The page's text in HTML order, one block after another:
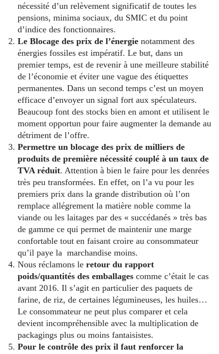
nécessité d’un relèvement significatif de toutes les
pensions, minima sociaux, du SMIC et du point
d’indice des fonctionnaires.
Le Blocage des prix de l’énergie notamment des
énergies fossiles est impératif. Le but, dans un
premier temps, est de revenir à une meilleure stabilité
de l’économie et éviter une vague des étiquettes
permanentes. Dans un second temps c’est un moyen
efficace d’envoyer un signal fort aux spéculateurs.
Beaucoup font des stocks bien en amont et utilisent le
moment opportun pour faire augmenter la demande au
détriment de l’offre.
Permettre un blocage des prix de milliers de
produits de première nécessité couplé à un taux de
TVA réduit. Attention à bien le faire pour les denrées
très peu transformées. En effet, on l’a vu pour les
premiers prix dans la grande distribution où l’on
remplace allégrement la matière noble comme la
viande ou les laitages par des « succédanés » très bas
de gamme ce qui permet de maintenir une marge
confortable tout en faisant croire au consommateur
qu’il paye la marchandise moins.
Nous réclamons le retour du rapport
poids/quantités des emballages comme c’était le cas
avant 2016. Il s’agit en particulier des paquets de
farine, de riz, de certaines légumineuses, les huiles…
Le consommateur ne peut plus comparer et cela
devient incompréhensible avec la multiplication de
packagings plus ou moins fantaisistes.
Pour le contrôle des prix il faut renforcer la